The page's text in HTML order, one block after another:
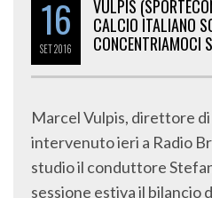
16
SET2016
VULPIS
CALCIO ITALIANO
CONCENTRIAMOCI
Marcel Vulpis, direttore di
intervenuto ieri a Radio
studio il conduttore
sessione estiva il bilancio